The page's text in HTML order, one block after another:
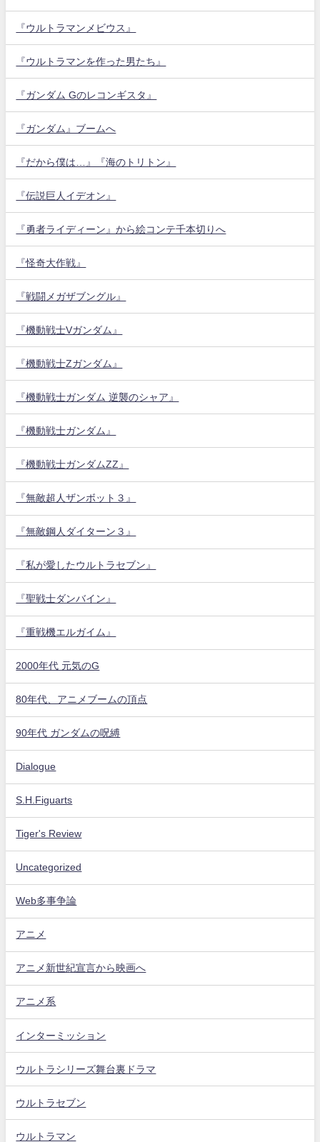
『ウルトラマンメビウス』
『ウルトラマンを作った男たち』
『ガンダム Gのレコンギスタ』
『ガンダム』ブームへ
『だから僕は…』『海のトリトン』
『伝説巨人イデオン』
『勇者ライディーン』から絵コンテ千本切りへ
『怪奇大作戦』
『戦闘メガザブングル』
『機動戦士Vガンダム』
『機動戦士Zガンダム』
『機動戦士ガンダム 逆襲のシャア』
『機動戦士ガンダム』
『機動戦士ガンダムZZ』
『無敵超人ザンボット３』
『無敵鋼人ダイターン３』
『私が愛したウルトラセブン』
『聖戦士ダンバイン』
『重戦機エルガイム』
2000年代 元気のG
80年代、アニメブームの頂点
90年代 ガンダムの呪縛
Dialogue
S.H.Figuarts
Tiger's Review
Uncategorized
Web多事争論
アニメ
アニメ新世紀宣言から映画へ
アニメ系
インターミッション
ウルトラシリーズ舞台裏ドラマ
ウルトラセブン
ウルトラマン